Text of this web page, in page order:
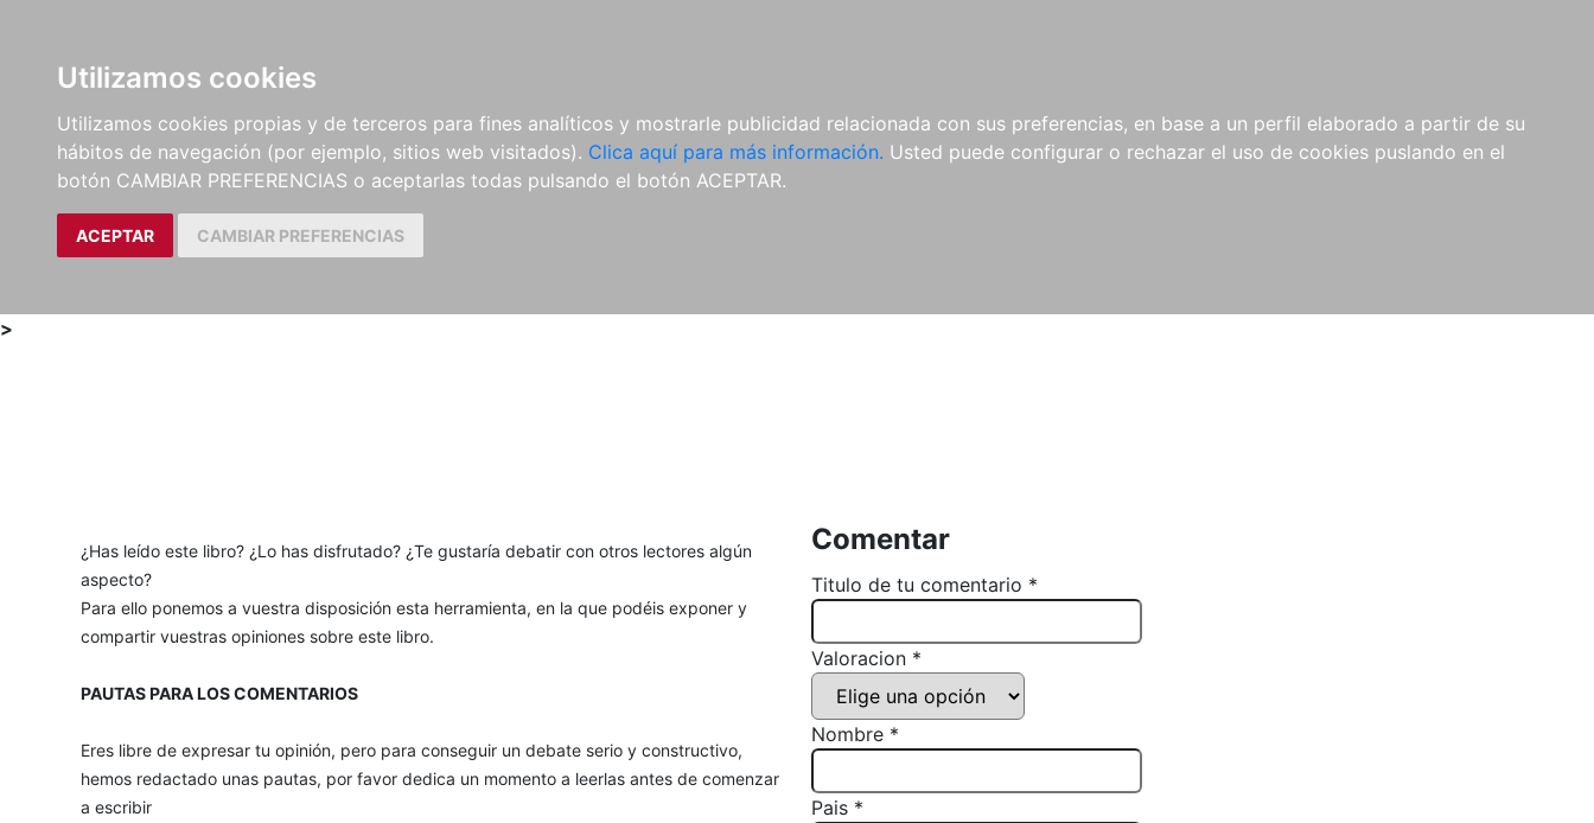
Utilizamos cookies
Utilizamos cookies propias y de terceros para fines analíticos y mostrarle publicidad relacionada con sus preferencias, en base a un perfil elaborado a partir de su
hábitos de navegación (por ejemplo, sitios web visitados). Clica aquí para más información. Usted puede configurar o rechazar el uso de cookies puslando en el
botón CAMBIAR PREFERENCIAS o aceptarlas todas pulsando el botón ACEPTAR.
ACEPTAR CAMBIAR PREFERENCIAS
LIBROS
MÉTODOS Y
EJERCICIOS
PARTITURAS Y EDICIONES
CRÍTICAS
REVISTAS
CDS Y
DVDS
MATERIAL
COMPLEMENTARIO
NOVEDADES NOTICIAS
COMPRAS
INSTITUCIONALES
>
¿Has leído este libro? ¿Lo has disfrutado? ¿Te gustaría debatir con otros lectores algún
aspecto?
Para ello ponemos a vuestra disposición esta herramienta, en la que podéis exponer y
compartir vuestras opiniones sobre este libro.
PAUTAS PARA LOS COMENTARIOS
Eres libre de expresar tu opinión, pero para conseguir un debate serio y constructivo,
hemos redactado unas pautas, por favor dedica un momento a leerlas antes de comenzar
a escribir
Comentar
Titulo de tu comentario *
Valoracion *
Nombre *
Pais *